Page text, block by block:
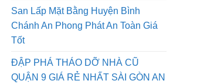
San Lấp Mặt Bằng Quận 12 An Toàn
Nhan Chóng
San Lấp Mặt Bằng Huyện Bình
Chánh An Phong Phát An Toàn Giá
Tốt